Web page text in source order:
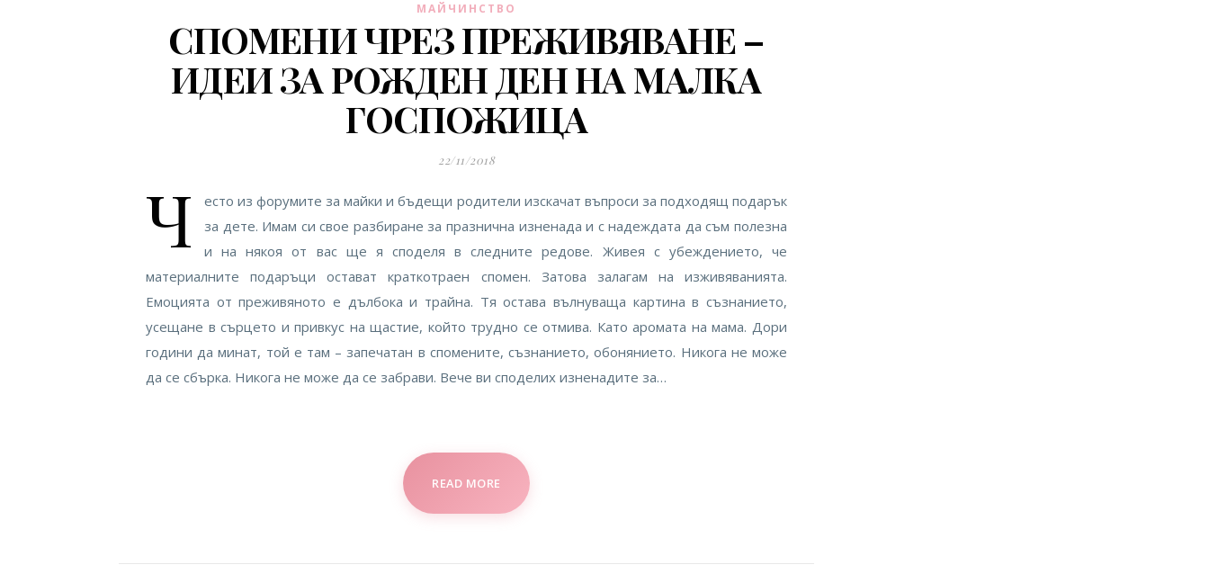
МАЙЧИНСТВО
СПОМЕНИ ЧРЕЗ ПРЕЖИВЯВАНЕ –
ИДЕИ ЗА РОЖДЕН ДЕН НА МАЛКА
ГОСПОЖИЦА
22/11/2018
Ч
есто из форумите за майки и бъдещи родители изскачат въпроси за подходящ подарък
за дете. Имам си свое разбиране за празнична изненада и с надеждата да съм полезна
и на някоя от вас ще я споделя в следните редове. Живея с убеждението, че
материалните подаръци остават краткотраен спомен. Затова залагам на изживяванията.
Емоцията от преживяното е дълбока и трайна. Тя остава вълнуваща картина в съзнанието,
усещане в сърцето и привкус на щастие, който трудно се отмива. Като аромата на мама. Дори
години да минат, той е там – запечатан в спомените, съзнанието, обонянието. Никога не може
да се сбърка. Никога не може да се забрави. Вече ви споделих изненадите за…
READ MORE